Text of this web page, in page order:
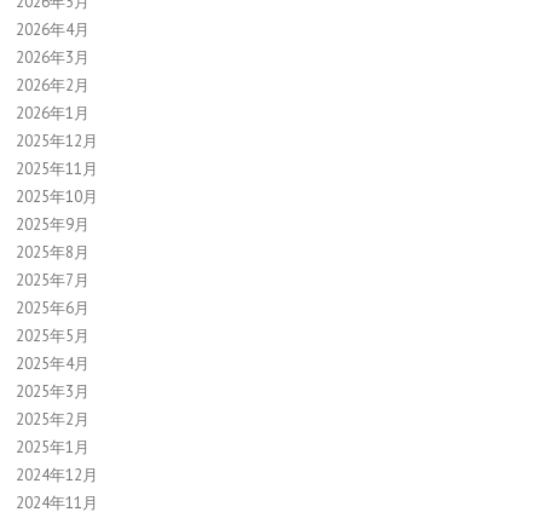
2026年4月
2026年3月
2026年2月
2026年1月
2025年12月
2025年11月
2025年10月
2025年9月
2025年8月
2025年7月
2025年6月
2025年5月
2025年4月
2025年3月
2025年2月
2025年1月
2024年12月
2024年11月